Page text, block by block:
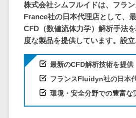
歯科予約システ
リハビリ管理シ
電子薬歴システム>
不動産管理サー
クローニング
ツール
データセンタ
クラウドバッ
クアップ
デスクトップ
株式会社シムフルイドは、フラ
France社の日本代理店として、
CFD（数値流体力学）解析手法
度な製品を提供しています。設
最新のCFD解析技術を提供
フランスFluidyn社の日本
環境・安全分野での豊富な